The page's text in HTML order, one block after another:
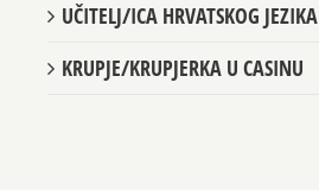
UČITELJ/ICA HRVATSKOG JEZIKA
KRUPJE/KRUPJERKA U CASINU